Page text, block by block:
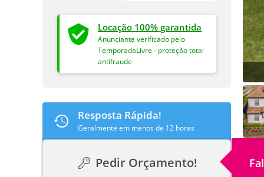
Locação 100% garantida
Anunciante verificado pelo
TemporadaLivre - proteção total
antifraude
Resposta Rápida!
Geralmente em menos de 12 horas
Pedir Orçamento!